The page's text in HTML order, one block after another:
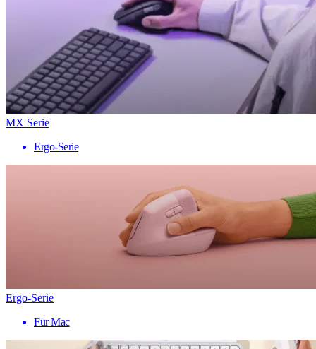
MX Serie
Ergo-Serie
Ergo-Serie
Für Mac